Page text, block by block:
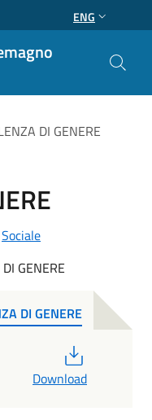
ENG
DI GENERE
Sociale
GENERE
DI GENERE
Download